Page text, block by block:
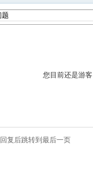
您目前还是游
回复后跳转到最后一页